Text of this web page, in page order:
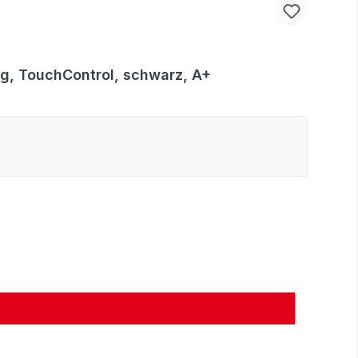
TouchControl, schwarz, A+